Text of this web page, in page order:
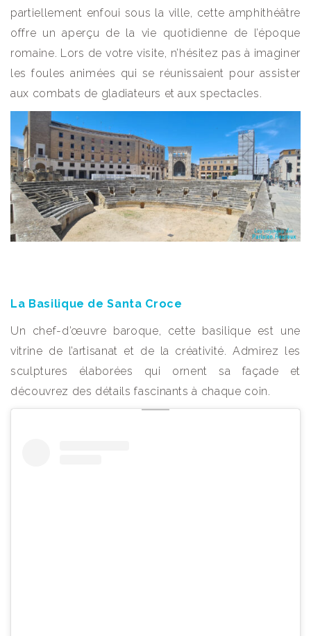
partiellement enfoui sous la ville, cette amphithéâtre
offre un aperçu de la vie quotidienne de l’époque
romaine. Lors de votre visite, n’hésitez pas à imaginer
les foules animées qui se réunissaient pour assister
aux combats de gladiateurs et aux spectacles.
La Basilique de Santa Croce
Un chef-d’œuvre baroque, cette basilique est une
vitrine de l’artisanat et de la créativité. Admirez les
sculptures élaborées qui ornent sa façade et
découvrez des détails fascinants à chaque coin.